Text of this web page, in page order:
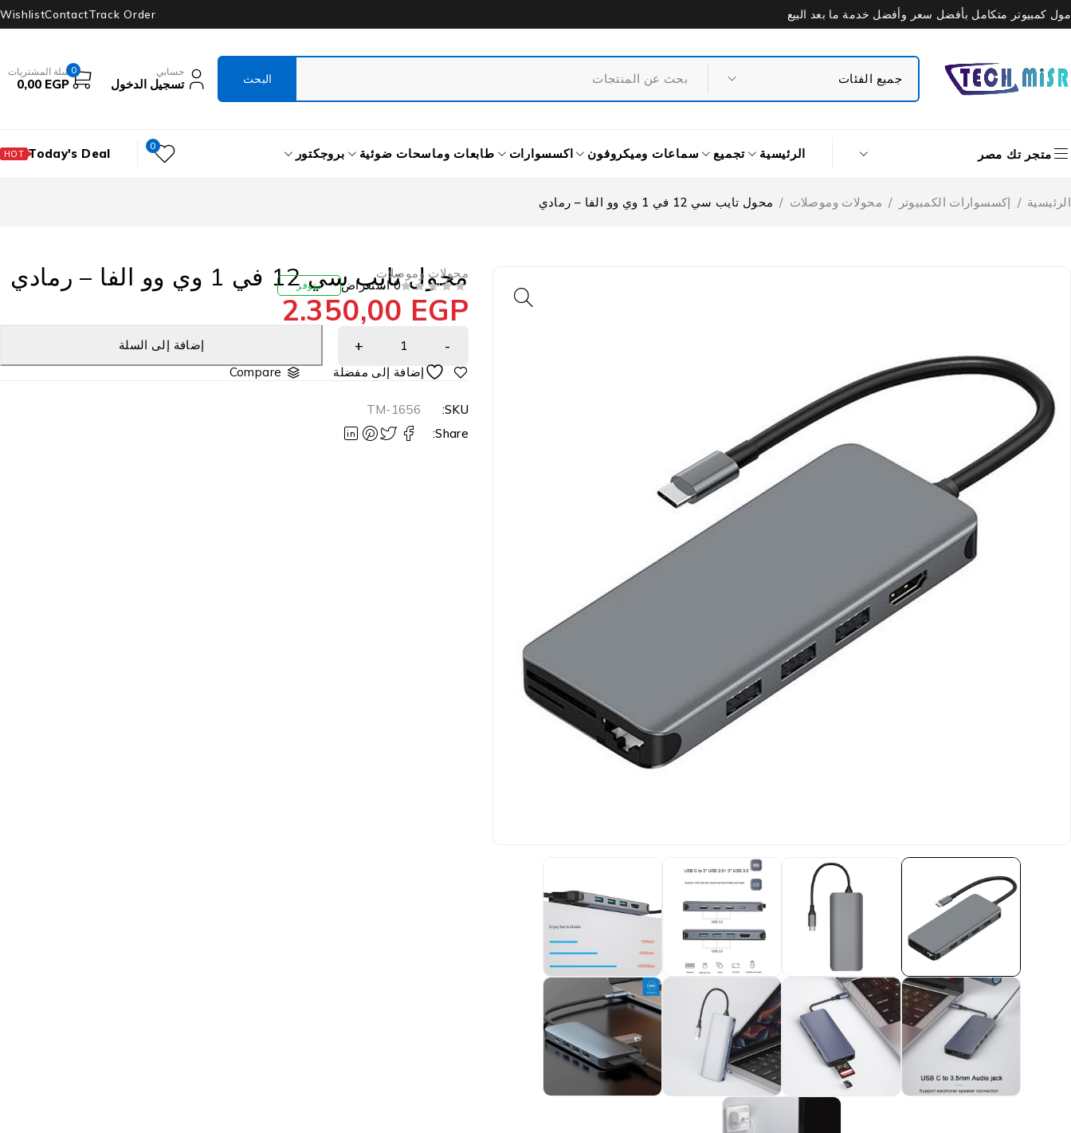
مول كمبيوتر متكامل بأفضل سعر وأفضل خدمة ما بعد البيع Track Order
Contact
Wishlist
حسابي
تسجيل الدخول
0 سلة المشتريات
0,00 EGP
متجر تك مصر الرئيسية تجميع سماعات وميكروفون اكسسوارات طابعات وماسحات ضوئية بروجكتور 0
Today's Deal
HOT
الرئيسية / إكسسوارات الكمبيوتر / محولات وموصلات / محول تايب سي 12 في 1 وي وو الفا – رمادي
محولات وموصلات
محول تايب سي 12 في 1 وي وو الفا – رمادي
0 استعراض متوفر
2.350,00 EGP
إضافة إلى السلة
Compare
SKU:
TM-1656
Share: